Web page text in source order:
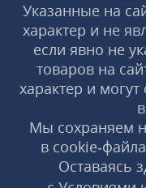
Указанные на
характер и не
если явно не
товаров на
характер и могут
Мы сохраняем
в
Оставаясь